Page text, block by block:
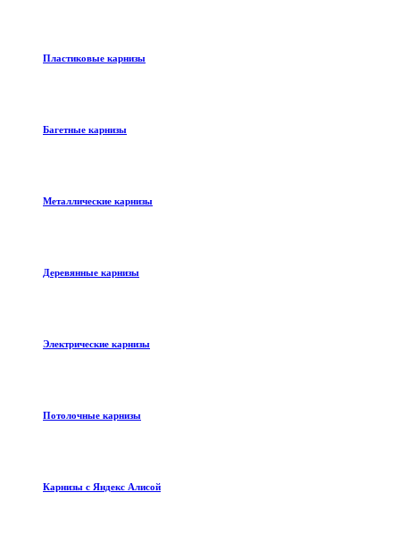
Пластиковые карнизы
Багетные карнизы
Металлические карнизы
Деревянные карнизы
Электрические карнизы
Потолочные карнизы
Карнизы с Яндекс Алисой